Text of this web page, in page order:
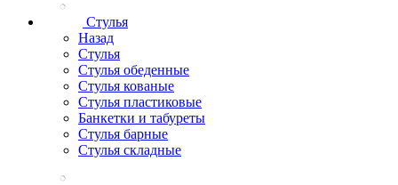
Стулья
Назад
Стулья
Стулья обеденные
Стулья кованые
Стулья пластиковые
Банкетки и табуреты
Стулья барные
Стулья складные